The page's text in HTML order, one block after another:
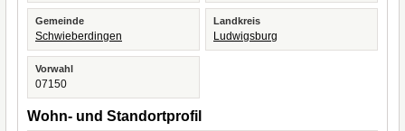
Gemeinde
Schwieberdingen
Landkreis
Ludwigsburg
Vorwahl
07150
Wohn- und Standortprofil